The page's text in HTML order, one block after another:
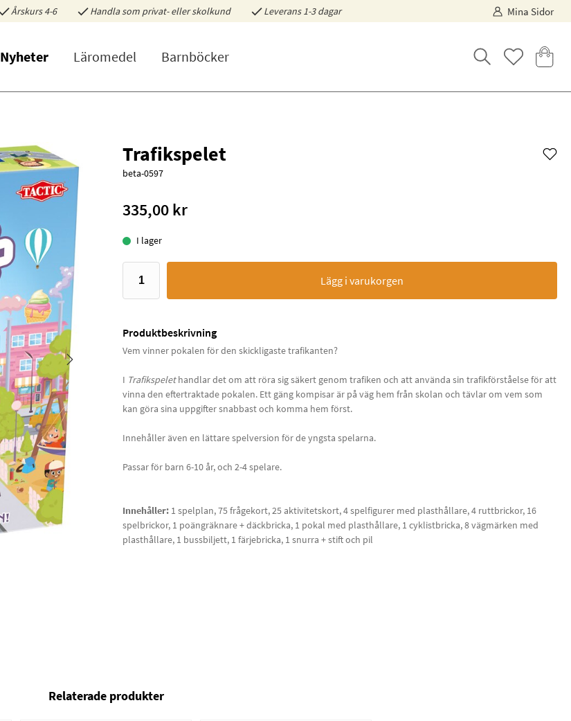
Årskurs 4-6 Handla som privat- eller skolkund Leverans 1-3 dagar Mina Sidor
Nyheter Läromedel Barnböcker
Trafikspelet
beta-0597
335,00 kr
I lager
Lägg i varukorgen
Produktbeskrivning
Vem vinner pokalen för den skickligaste trafikanten?
I Trafikspelethandlar det om att röra sig säkert genom trafiken och att använda sin trafikförståelse för att
vinna den eftertraktade pokalen. Ett gäng kompisar är på väg hem från skolan och tävlar om vem som
kan göra sina uppgifter snabbast och komma hem först.
Innehåller även en lättare spelversion för de yngsta spelarna.
Passar för barn 6-10 år, och 2-4 spelare.
Innehåller: 1 spelplan, 75 frågekort, 25 aktivitetskort, 4 spelfigurer med plasthållare, 4 ruttbrickor, 16
spelbrickor, 1 poängräknare + däckbricka, 1 pokal med plasthållare, 1 cyklistbricka, 8 vägmärken med
plasthållare, 1 bussbiljett, 1 färjebricka, 1 snurra + stift och pil
Relaterade produkter